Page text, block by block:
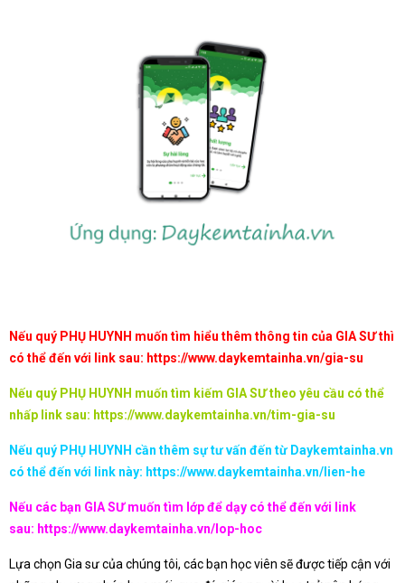
Nếu quý PHỤ HUYNH muốn tìm hiểu thêm thông tin của GIA SƯ thì
có thể đến với link sau: https://www.daykemtainha.vn/gia-su
Nếu quý PHỤ HUYNH muốn tìm kiếm GIA SƯ theo yêu cầu có thể
nhấp link sau: https://www.daykemtainha.vn/tim-gia-su
Nếu quý PHỤ HUYNH cần thêm sự tư vấn đến từ Daykemtainha.vn
có thể đến với link này: https://www.daykemtainha.vn/lien-he
Nếu các bạn GIA SƯ muốn tìm lớp để dạy có thể đến với link
sau: https://www.daykemtainha.vn/lop-hoc
Lựa chọn Gia sư của chúng tôi, các bạn học viên sẽ được tiếp cận với